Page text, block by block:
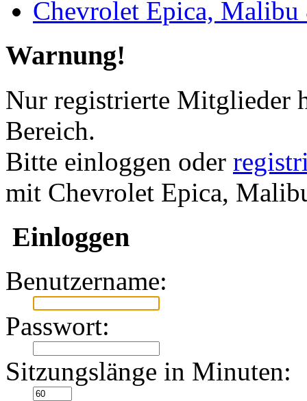
Chevrolet Epica,
Warnung!
Nur registrierte Mitglieder
Bereich.
Bitte einloggen oder
mit Chevrolet Epica,
Einloggen
Benutzername:
Passwort:
Sitzungslänge in Minuten: